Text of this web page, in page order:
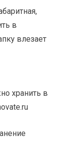
в
влезает
хранить в